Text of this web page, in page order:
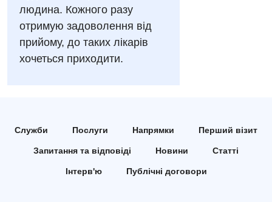
Програма лояльності
Відгуки
Відео
Інструментальна діагностика
Рентгенографія
УЗД
Алергологія, імунологія
Українська
Російська
людина. Кожного разу
отримую задоволення від
прийому, до таких лікарів
хочеться приходити.
Служби Послуги Напрямки Перший візит
Запитання та відповіді Новини Статті
Інтерв'ю Публічні договори